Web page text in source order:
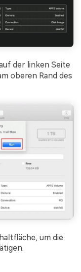
der linken Seite
oberen Rand des
um die